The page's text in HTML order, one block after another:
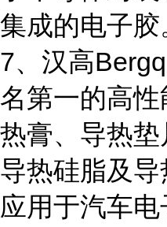
集成的电子胶
7、汉高
名第一的高
热膏、导热垫
导热硅脂及导
应用于汽车电